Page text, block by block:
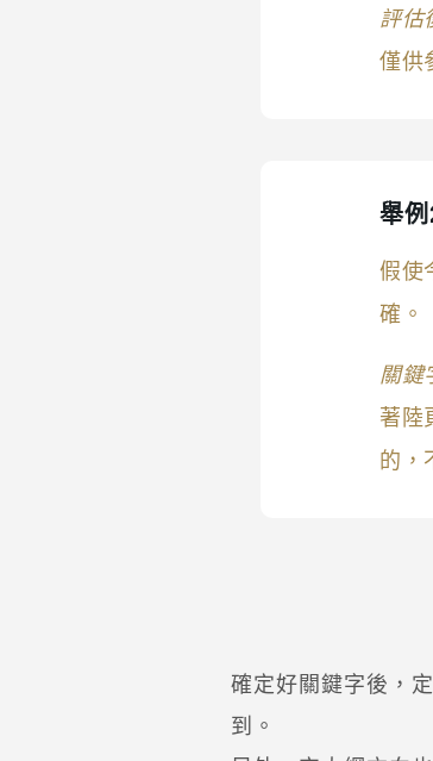
評估
僅供
舉例
假使
確。
關鍵
著陸
的，
確定好關鍵字後，
到。